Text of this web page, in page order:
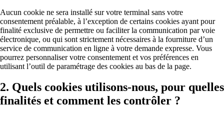
Aucun cookie ne sera installé sur votre terminal sans votre
consentement préalable, à l’exception de certains cookies ayant pour
finalité exclusive de permettre ou faciliter la communication par voie
électronique, ou qui sont strictement nécessaires à la fourniture d’un
service de communication en ligne à votre demande expresse. Vous
pourrez personnaliser votre consentement et vos préférences en
utilisant l’outil de paramétrage des cookies au bas de la page.
2. Quels cookies utilisons-nous, pour quelles
finalités et comment les contrôler ?